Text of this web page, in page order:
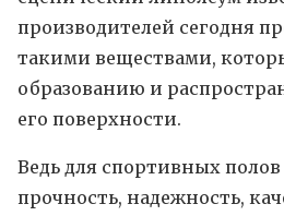
производителей сегодня
такими веществами,
образованию и
его поверхности.
Ведь для спортивных
прочность, надежность,